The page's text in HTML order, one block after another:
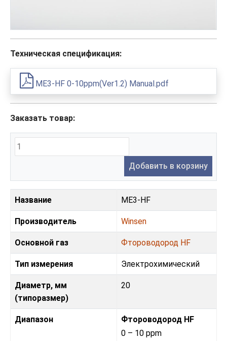
Техническая спецификация:
ME3-HF 0-10ppm(Ver1.2) Manual.pdf
Заказать товар:
Добавить в корзину
Название ME3-HF
Производитель Winsen
Основной газ Фтороводород HF
Тип измерения Электрохимический
Диаметр, мм
(типоразмер)
20
Диапазон
Фтороводород HF
0 – 10 ppm